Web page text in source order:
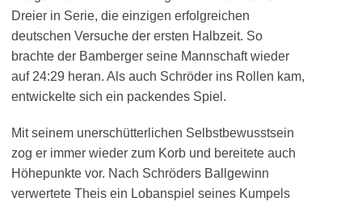
Dreier in Serie, die einzigen erfolgreichen
deutschen Versuche der ersten Halbzeit. So
brachte der Bamberger seine Mannschaft wieder
auf 24:29 heran. Als auch Schröder ins Rollen kam,
entwickelte sich ein packendes Spiel.
Mit seinem unerschütterlichen Selbstbewusstsein
zog er immer wieder zum Korb und bereitete auch
Höhepunkte vor. Nach Schröders Ballgewinn
verwertete Theis ein Lobanspiel seines Kumpels